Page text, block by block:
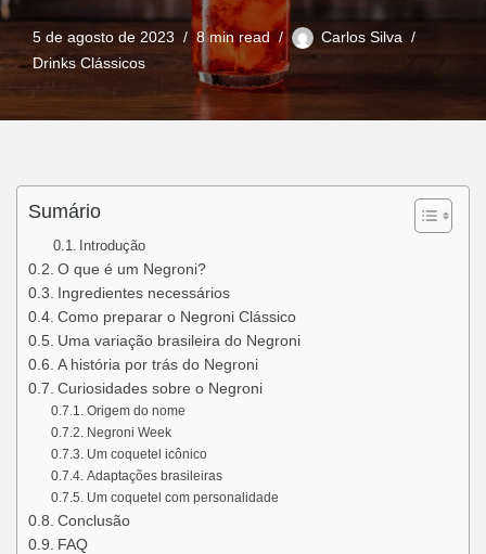
5 de agosto de 2023 8 min read
Carlos Silva
Drinks Clássicos
Sumário
Introdução
O que é um Negroni?
Ingredientes necessários
Como preparar o Negroni Clássico
Uma variação brasileira do Negroni
A história por trás do Negroni
Curiosidades sobre o Negroni
Origem do nome
Negroni Week
Um coquetel icônico
Adaptações brasileiras
Um coquetel com personalidade
Conclusão
FAQ